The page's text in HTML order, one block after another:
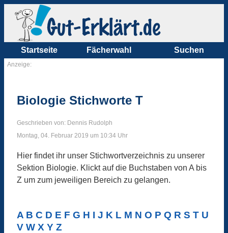
Startseite Fächerwahl Suchen
Anzeige:
Biologie Stichworte T
Geschrieben von: Dennis Rudolph
Montag, 04. Februar 2019 um 10:34 Uhr
Hier findet ihr unser Stichwortverzeichnis zu unserer
Sektion Biologie. Klickt auf die Buchstaben von A bis
Z um zum jeweiligen Bereich zu gelangen.
A B C D E F G H I J K L M N O P Q R S T U
V W X Y Z